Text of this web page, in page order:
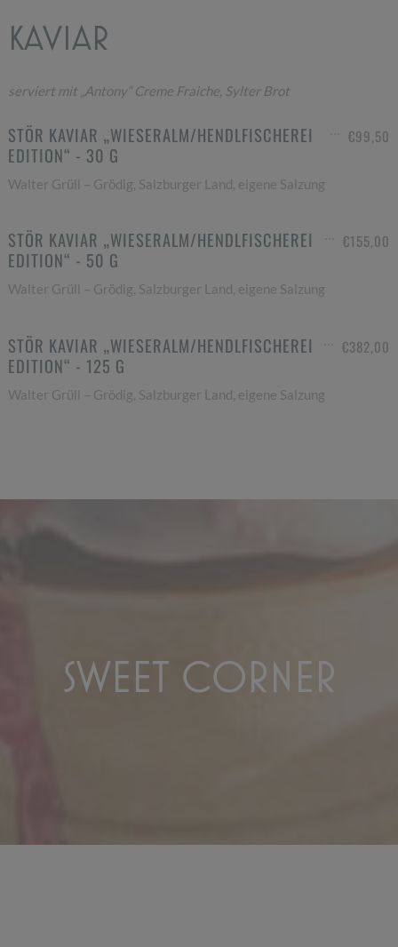
KAVIAR
serviert mit „Antony“ Creme Fraiche, Sylter Brot
STÖR KAVIAR „WIESERALM/HENDLFISCHEREI
EDITION“ - 30 G
€99,50
Walter Grüll – Grödig, Salzburger Land, eigene Salzung
STÖR KAVIAR „WIESERALM/HENDLFISCHEREI
EDITION“ - 50 G
€155,00
Walter Grüll – Grödig, Salzburger Land, eigene Salzung
STÖR KAVIAR „WIESERALM/HENDLFISCHEREI
EDITION“ - 125 G
€382,00
Walter Grüll – Grödig, Salzburger Land, eigene Salzung
SWEET CORNER